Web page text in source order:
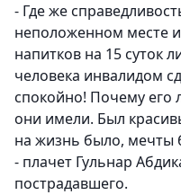
- Где же
неположенном месте
напитков на 15 суток
человека инвалидом
спокойно! Почему его
они имели. Был
на жизнь было, мечты
- плачет Гульнар
пострадавшего.